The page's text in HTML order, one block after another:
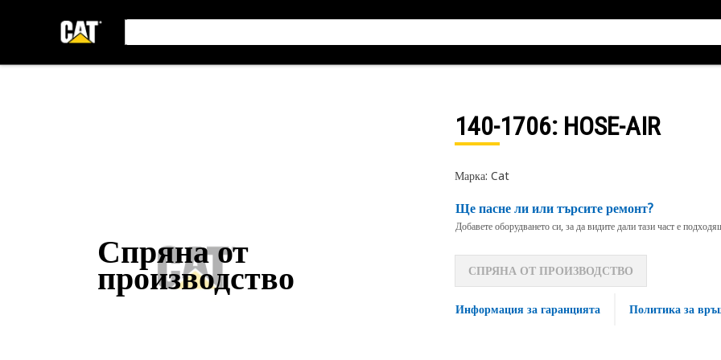
Спряна от
производство
140-1706: HOSE-AIR
Марка: Cat
Ще пасне ли или търсите ремонт?
Добавете оборудването си, за да видите дали тази част е
СПРЯНА ОТ ПРОИЗВОДСТВО
Информация за гаранцията Политика за